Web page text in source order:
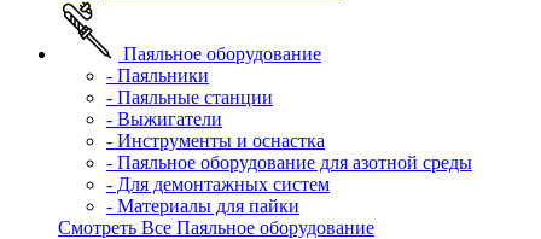
Паяльное оборудование
- Паяльники
- Паяльные станции
- Выжигатели
- Инструменты и оснастка
- Паяльное оборудование для азотной среды
- Для демонтажных систем
- Материалы для пайки
Смотреть Все Паяльное оборудование